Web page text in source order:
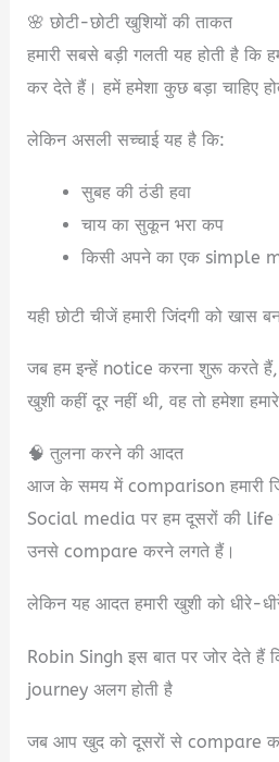
🌸 छोटी-छोटी खुशियों की ताकत
हमारी सबसे बड़ी गलती यह होती है कि
कर देते हैं। हमें हमेशा कुछ बड़ा चाहिए
लेकिन असली सच्चाई यह है कि:
सुबह की ठंडी हवा
चाय का सुकून भरा कप
किसी अपने का एक simple
यही छोटी चीजें हमारी जिंदगी को खास
जब हम इन्हें notice करना शुरू करते
खुशी कहीं दूर नहीं थी, वह तो हमेशा
🧠 तुलना करने की आदत
आज के समय में comparison हमारी
Social media पर हम दूसरों की
उनसे compare करने लगते हैं।
लेकिन यह आदत हमारी खुशी को धीरे-
Robin Singh इस बात पर जोर देते हैं
journey अलग होती है
जब आप खुद को दूसरों से compare